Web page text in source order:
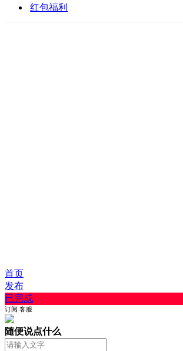
红包福利
首页
发布
已完成
订阅 客服
随便说点什么